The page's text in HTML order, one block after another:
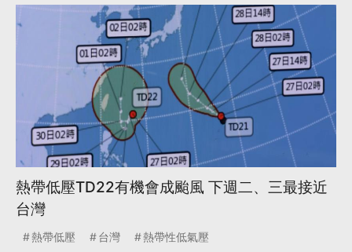
熱帶低壓TD22有機會成颱風 下週二、三最接近
台灣
熱帶低壓 台灣 熱帶性低氣壓